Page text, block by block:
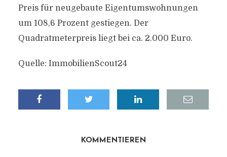
Preis für neugebaute Eigentumswohnungen
um 108,6 Prozent gestiegen. Der
Quadratmeterpreis liegt bei ca. 2.000 Euro.
Quelle: ImmobilienScout24
KOMMENTIEREN